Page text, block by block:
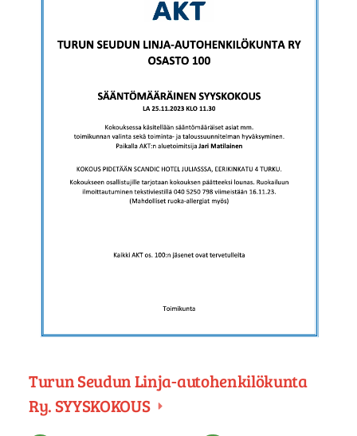
Turun Seudun Linja-autohenkilökunta
Ry. SYYSKOKOUS